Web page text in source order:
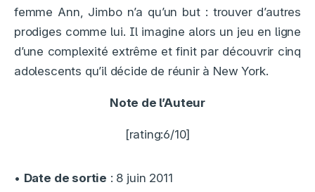
femme Ann, Jimbo n’a qu’un but : trouver d’autres
prodiges comme lui. Il imagine alors un jeu en ligne
d’une complexité extrême et finit par découvrir cinq
adolescents qu’il décide de réunir à New York.
Note de l’Auteur
[rating:6/10]
• Date de sortie : 8 juin 2011